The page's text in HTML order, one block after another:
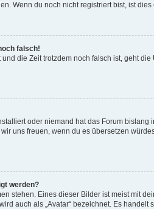
Wenn du noch nicht registriert bist, ist
falsch!
die Zeit trotzdem noch falsch ist, geht
oder niemand hat das Forum
uns freuen, wenn du es übersetzen
werden?
stehen. Eines dieser Bilder ist meist mit
auch als „Avatar“ bezeichnet. Es